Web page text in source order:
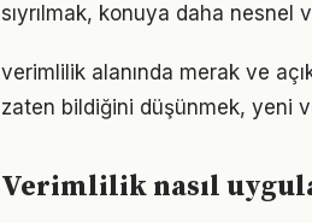
sıyrılmak, konuya daha nesnel
verimlilik alanında merak ve
zaten bildiğini düşünmek, yeni
Verimlilik nasıl